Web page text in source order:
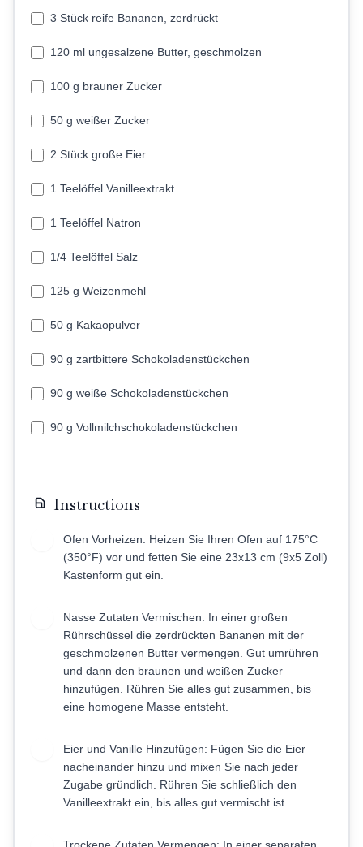
3 Stück reife Bananen, zerdrückt
120 ml ungesalzene Butter, geschmolzen
100 g brauner Zucker
50 g weißer Zucker
2 Stück große Eier
1 Teelöffel Vanilleextrakt
1 Teelöffel Natron
1/4 Teelöffel Salz
125 g Weizenmehl
50 g Kakaopulver
90 g zartbittere Schokoladenstückchen
90 g weiße Schokoladenstückchen
90 g Vollmilchschokoladenstückchen
Instructions
Ofen Vorheizen: Heizen Sie Ihren Ofen auf 175°C
(350°F) vor und fetten Sie eine 23x13 cm (9x5 Zoll)
Kastenform gut ein.
Nasse Zutaten Vermischen: In einer großen
Rührschüssel die zerdrückten Bananen mit der
geschmolzenen Butter vermengen. Gut umrühren
und dann den braunen und weißen Zucker
hinzufügen. Rühren Sie alles gut zusammen, bis
eine homogene Masse entsteht.
Eier und Vanille Hinzufügen: Fügen Sie die Eier
nacheinander hinzu und mixen Sie nach jeder
Zugabe gründlich. Rühren Sie schließlich den
Vanilleextrakt ein, bis alles gut vermischt ist.